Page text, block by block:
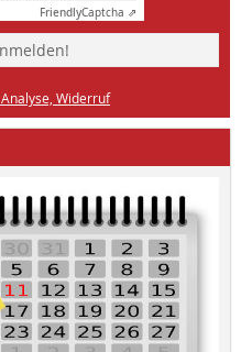
FriendlyCaptcha ⇗
Widerruf